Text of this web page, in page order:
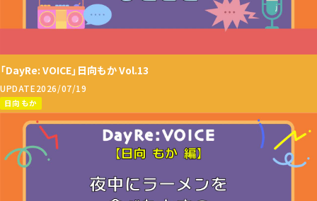
「DayRe: VOICE」日向もか Vol.13
UPDATE2026/07/19
日向 もか